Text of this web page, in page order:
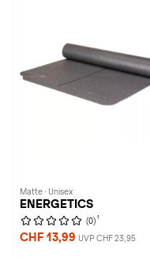
Matte · Unisex
ENERGETICS
(0) 1
CHF 13,99 UVP CHF 23,95